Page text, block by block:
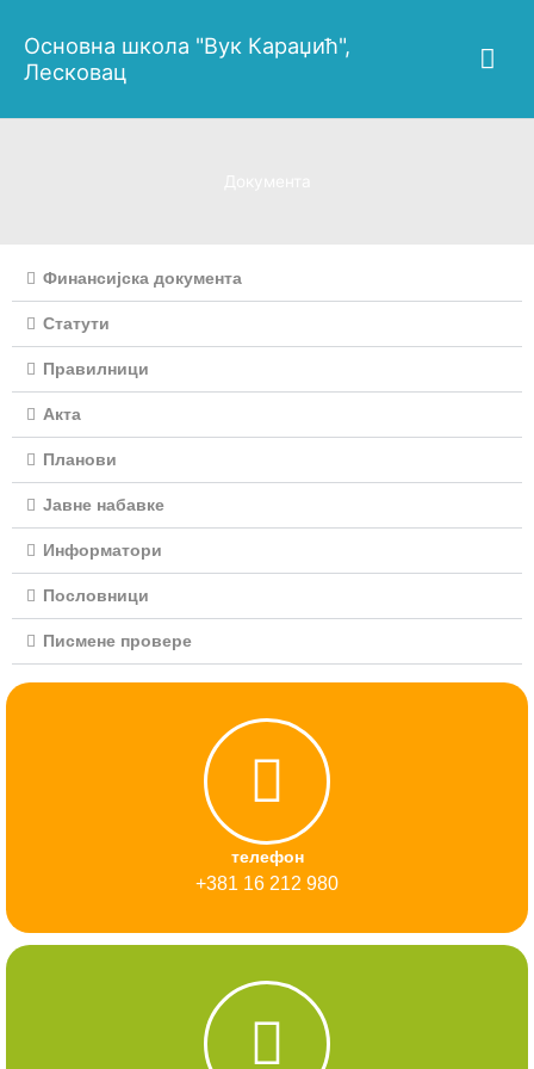
садржај
Основна школа "Вук Караџић",
Лесковац
Финансијска документа
Статути
Правилници
Акта
Планови
Јавне набавке
Информатори
Пословници
Писмене провере
телефон
+381 16 212 980